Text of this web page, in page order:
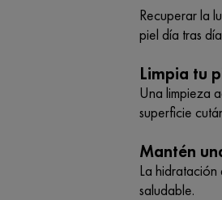
Recuperar la
piel día tras
Limpia tu
Una limpieza
superficie
Mantén
La hidratación
saludable.